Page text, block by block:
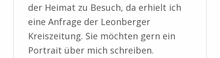
der Heimat zu Besuch, da erhielt ich
eine Anfrage der Leonberger
Kreiszeitung. Sie möchten gern ein
Portrait über mich schreiben.